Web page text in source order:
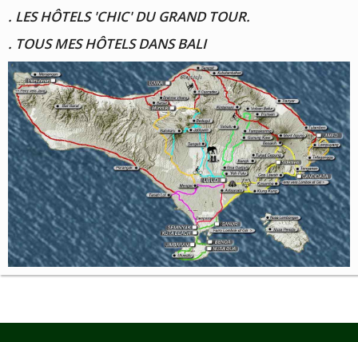
. LES HÔTELS 'CHIC' DU GRAND TOUR.
. TOUS MES HÔTELS DANS BALI